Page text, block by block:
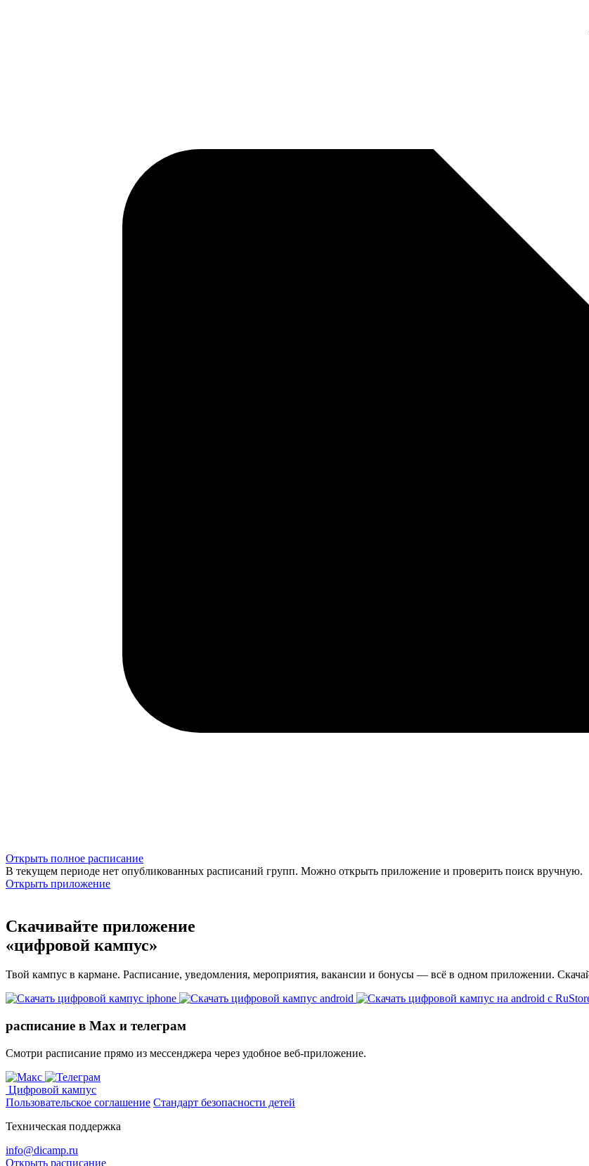
Открыть полное расписание
В текущем периоде нет опубликованных расписаний групп. Можно открыть приложение и проверить поиск вручную.
Открыть приложение
Скачивайте приложение
«цифровой кампус»
Твой кампус в кармане. Расписание, уведомления, мероприятия, вакансии и бонусы — всё в одном приложении.
расписание в Max и телеграм
Смотри расписание прямо из мессенджера через удобное веб‑приложение.
Цифровой кампус
Пользовательское соглашение Стандарт безопасности детей
Техническая поддержка
info@dicamp.ru
Открыть расписание